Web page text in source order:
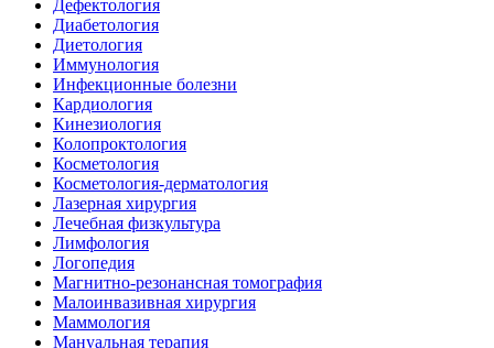
Дефектология
Диабетология
Диетология
Иммунология
Инфекционные болезни
Кардиология
Кинезиология
Колопроктология
Косметология
Косметология-дерматология
Лазерная хирургия
Лечебная физкультура
Лимфология
Логопедия
Магнитно-резонансная томография
Малоинвазивная хирургия
Маммология
Мануальная терапия